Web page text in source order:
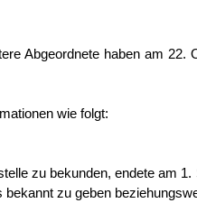
Abgeordnete haben am
wie folgt:
zu bekunden, endete am
zu geben